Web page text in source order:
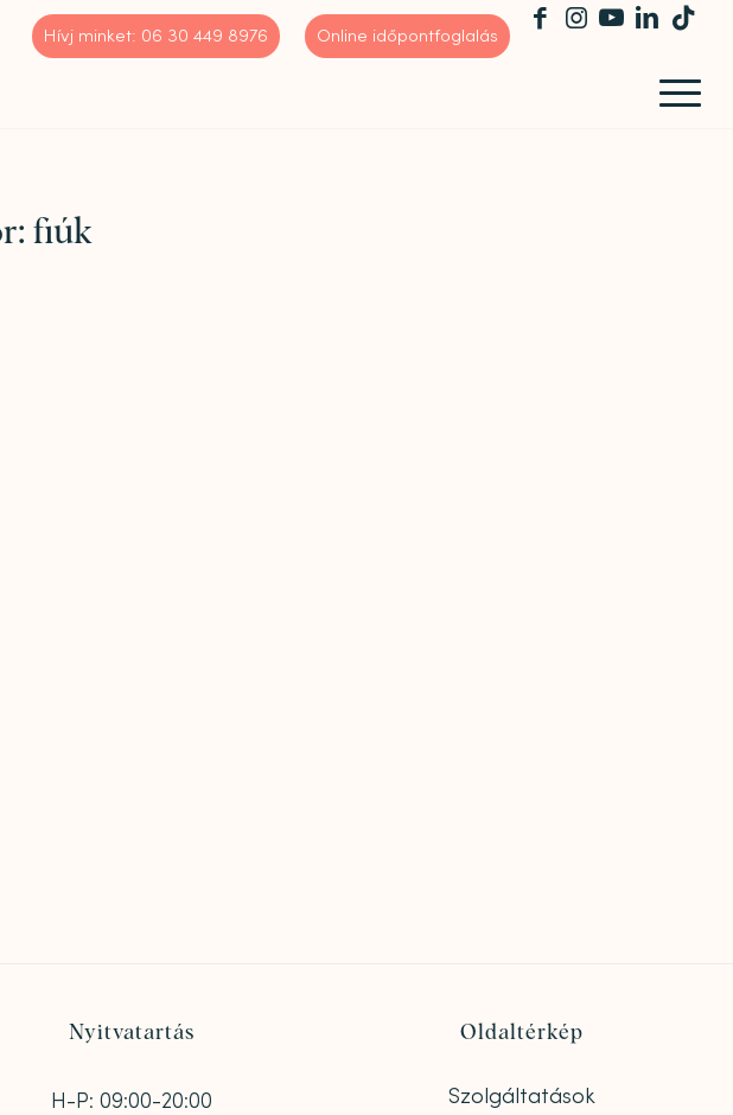
Hívj minket: 06 30 449 8976 Online időpontfoglalás
fiúk
Nyitvatartás
H-P: 09:00-20:00
Oldaltérkép
Szolgáltatások